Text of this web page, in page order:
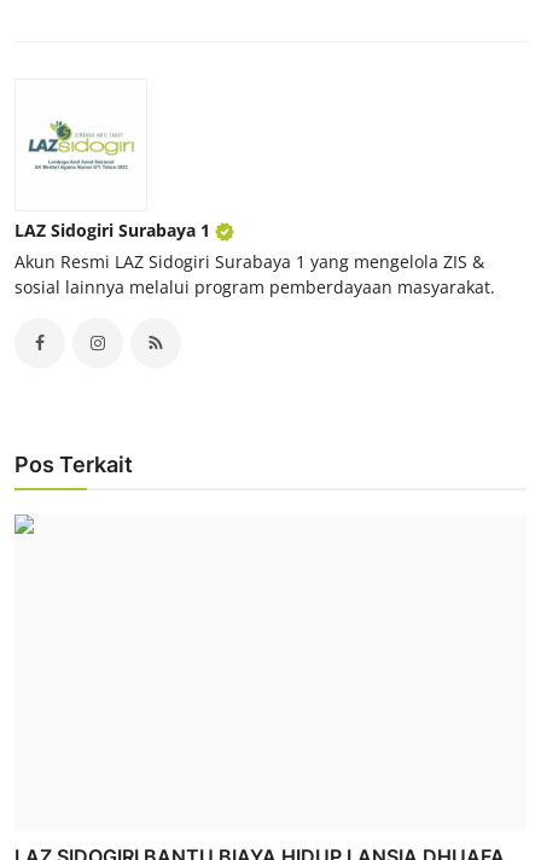
LAZ Sidogiri Surabaya 1
Akun Resmi LAZ Sidogiri Surabaya 1 yang mengelola ZIS &
sosial lainnya melalui program pemberdayaan masyarakat.
Pos Terkait